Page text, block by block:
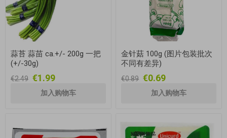
蒜苔 蒜苗 ca.+/- 200g 一把
(+/-30g)
€2.49 €1.99
金针菇 100g (图片包装批次
不同有差异)
€0.89 €0.69